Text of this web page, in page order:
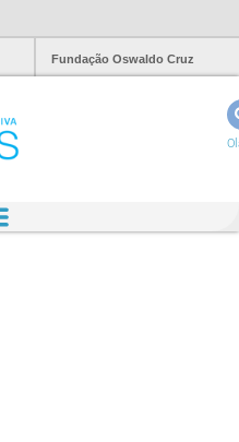
Fundação Oswaldo Cruz